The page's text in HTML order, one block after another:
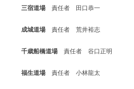
三宿道場責任者 田口恭一
成城道場責任者 荒井裕志
千歳船橋道場責任者 谷口正明
福生道場責任者 小林龍太